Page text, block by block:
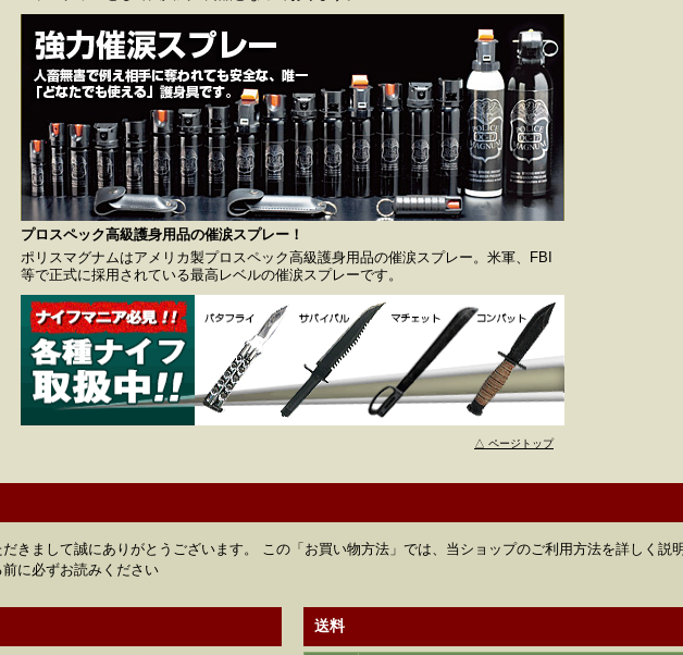
プロスペック高級護身用品の催涙スプレー！
ポリスマグナムはアメリカ製プロスペック高級護身用品の催涙スプレー。米軍、FBI
等で正式に採用されている最高レベルの催涙スプレーです。
△ ページトップ
だきまして誠にありがとうございます。 この「お買い物方法」では、当ショップのご利用方法を詳しく説
に必ずお読みください
送料